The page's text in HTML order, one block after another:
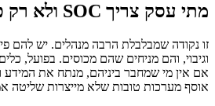
מתי עסק צריך SOC ולא רק כלי אבטחה
וגיבוי, והם מניחים שהם מכוסים. בפועל,
אם אין מי שמחבר ביניהם, מנתח את המידע
אוסף מערכות טובות שלא מייצרות שליטה